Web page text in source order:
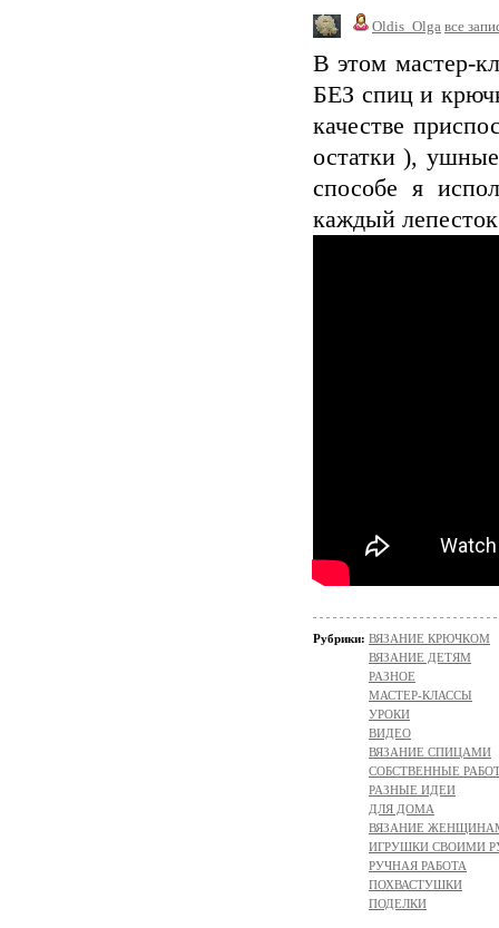
Oldis_Olga все
В этом мастер-
БЕЗ спиц и
качестве
остатки ),
способе я
каждый лепесток
Рубрики: ВЯЗАНИЕ КРЮЧКОМ
ВЯЗАНИЕ ДЕТЯМ
РАЗНОЕ
МАСТЕР-КЛАССЫ
УРОКИ
ВИДЕО
ВЯЗАНИЕ СПИЦАМИ
СОБСТВЕННЫЕ
РАЗНЫЕ ИДЕИ
ДЛЯ ДОМА
ВЯЗАНИЕ
ИГРУШКИ СВОИМИ
РУЧНАЯ РАБОТА
ПОХВАСТУШКИ
ПОДЕЛКИ